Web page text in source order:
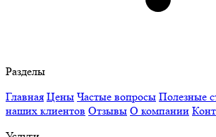
Разделы
Главная Цены Частые вопросы Полезные
наших клиентов Отзывы О компании